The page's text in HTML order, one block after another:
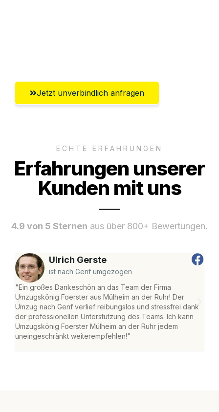
Jetzt unverbindlich anfragen
ECHTE ERFAHRUNGEN
Erfahrungen unserer
Kunden mit uns
4.9 von 5 Sternen aus über 800+ Bewertungen.
Ulrich Gerste
ist nach Genf umgezogen
"Ein großes Dankeschön an das Team der Firma
Umzugskönig Foerster aus Mülheim an der Ruhr! Der
Umzug nach Genf verlief reibungslos und stressfrei dank
der professionellen Unterstützung des Teams. Ich kann
Umzugskönig Foerster Mülheim an der Ruhr jedem
uneingeschränkt weiterempfehlen!"